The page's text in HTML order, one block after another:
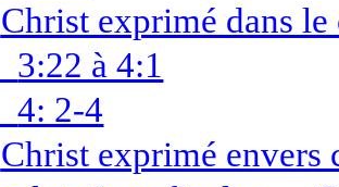
Christ exprimé dans
3:22 à 4:1
4: 2-4
Christ exprimé